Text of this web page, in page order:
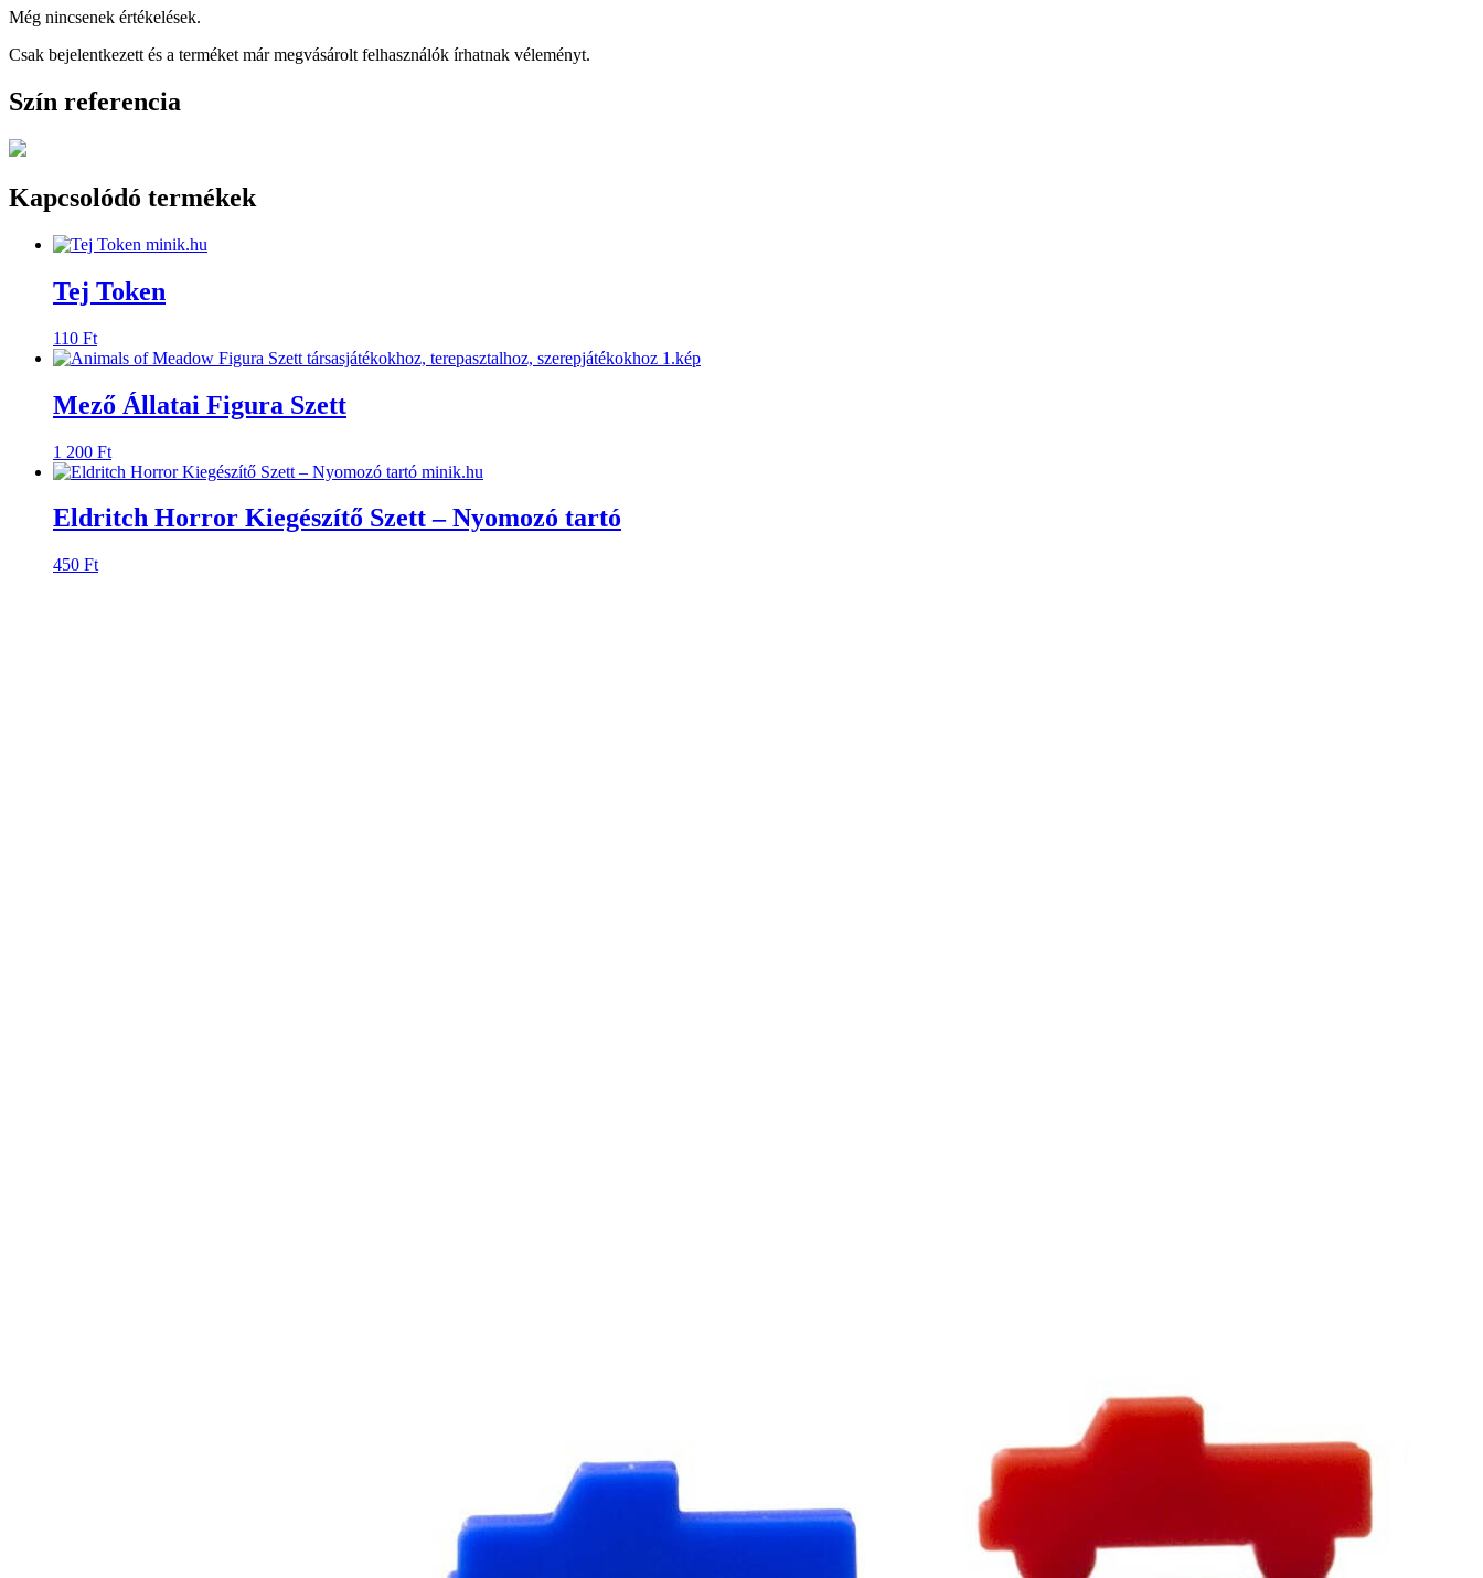
Még nincsenek értékelések.
Csak bejelentkezett és a terméket már megvásárolt felhasználók írhatnak véleményt.
Szín referencia
Kapcsolódó termékek
Tej Token
110 Ft
Mező Állatai Figura Szett
1 200 Ft
Eldritch Horror Kiegészítő Szett – Nyomozó tartó
450 Ft